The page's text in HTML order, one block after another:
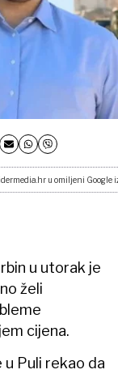
u omiljeni Google
u utorak je
želi
cijena.
u Puli rekao da